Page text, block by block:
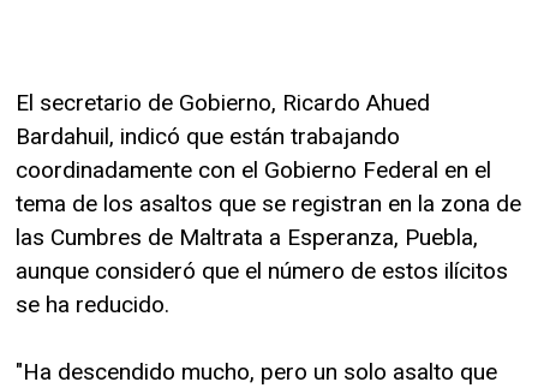
El secretario de Gobierno, Ricardo Ahued
Bardahuil, indicó que están trabajando
coordinadamente con el Gobierno Federal en el
tema de los asaltos que se registran en la zona de
las Cumbres de Maltrata a Esperanza, Puebla,
aunque consideró que el número de estos ilícitos
se ha reducido.
"Ha descendido mucho, pero un solo asalto que